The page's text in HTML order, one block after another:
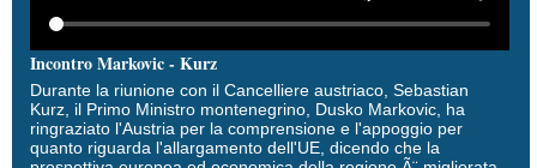
Incontro Markovic - Kurz
Durante la riunione con il Cancelliere austriaco, Sebastian
Kurz, il Primo Ministro montenegrino, Dusko Markovic, ha
ringraziato l'Austria per la comprensione e l'appoggio per
quanto riguarda l'allargamento dell'UE, dicendo che la